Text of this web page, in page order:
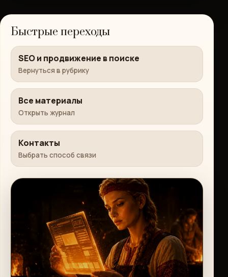
Быстрые переходы
SEO и продвижение в поиске
Вернуться в рубрику
Все материалы
Открыть журнал
Контакты
Выбрать способ связи